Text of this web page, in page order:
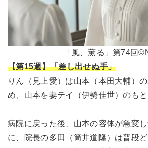
「風、薫る」第74回
【第15週】「差し出せぬ手」
りん（見上愛）は山本（本田大輔）
め、山本を妻テイ（伊勢佳世）のもと
病院に戻った後、山本の容体が急変
に、院長の多田（筒井道隆）は普段